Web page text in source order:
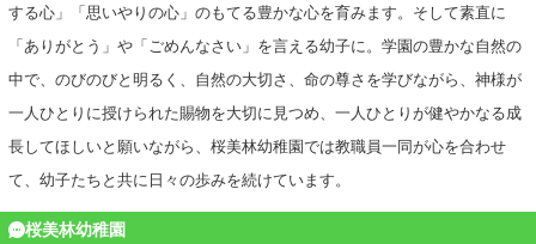
する心」「思いやりの心」のもてる豊かな心を育みます。そして素直に
「ありがとう」や「ごめんなさい」を言える幼子に。学園の豊かな自然の
中で、のびのびと明るく、自然の大切さ、命の尊さを学びながら、神様が
一人ひとりに授けられた賜物を大切に見つめ、一人ひとりが健やかなる成
長してほしいと願いながら、桜美林幼稚園では教職員一同が心を合わせ
て、幼子たちと共に日々の歩みを続けています。
桜美林幼稚園